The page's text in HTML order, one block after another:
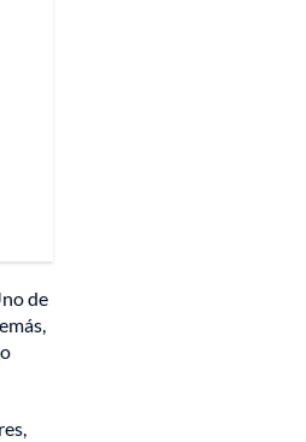
de